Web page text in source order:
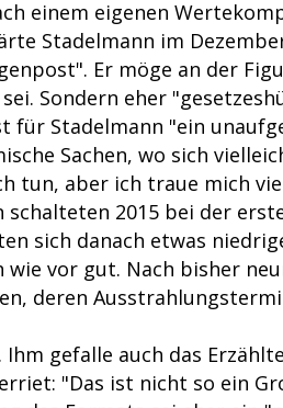
einem eigenen
Stadelmann im
Er möge an der
Sondern eher
für Stadelmann "ein
Sachen, wo sich
tun, aber ich traue mich
2015 bei der
sich danach etwas
wie vor gut. Nach bisher
deren
gefalle auch das
"Das ist nicht so ein